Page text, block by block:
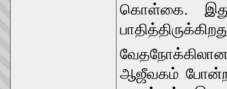
கொள்கை.
ஆஜீவகம்